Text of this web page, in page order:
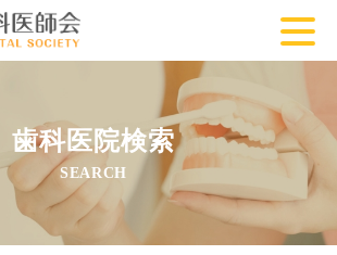
歯科医院検索
SEARCH